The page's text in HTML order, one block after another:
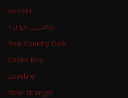
ok nein
TÚ LA LLEVAS
Real Country Dark
Choke Boy
Loveline
Near Stranger